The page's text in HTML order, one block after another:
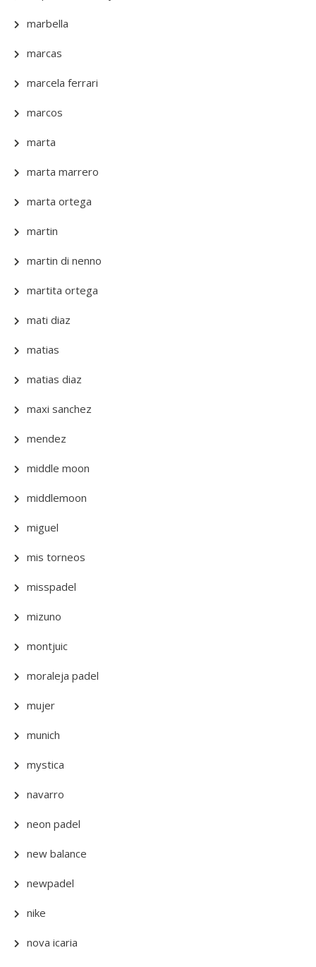
marbella
marcas
marcela ferrari
marcos
marta
marta marrero
marta ortega
martin
martin di nenno
martita ortega
mati diaz
matias
matias diaz
maxi sanchez
mendez
middle moon
middlemoon
miguel
mis torneos
misspadel
mizuno
montjuic
moraleja padel
mujer
munich
mystica
navarro
neon padel
new balance
newpadel
nike
nova icaria